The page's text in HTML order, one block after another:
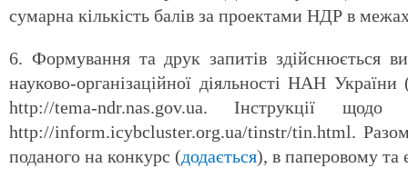
сумарна кількість балів за проектами НДР в
6. Формування та друк запитів здійснюється
науково-організаційної діяльності НАН
http://tema-ndr.nas.gov.ua. Інструкції
http://inform.icybcluster.org.ua/tinstr/tin.html.
поданого на конкурс (додається), в паперовому та